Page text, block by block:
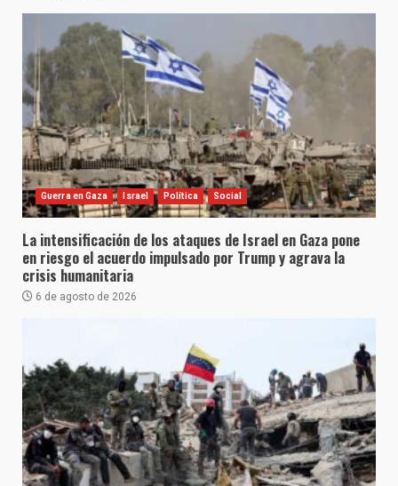
Guerra en Gaza Israel Política Social
La intensificación de los ataques de Israel en Gaza pone
en riesgo el acuerdo impulsado por Trump y agrava la
crisis humanitaria
6 de agosto de 2026